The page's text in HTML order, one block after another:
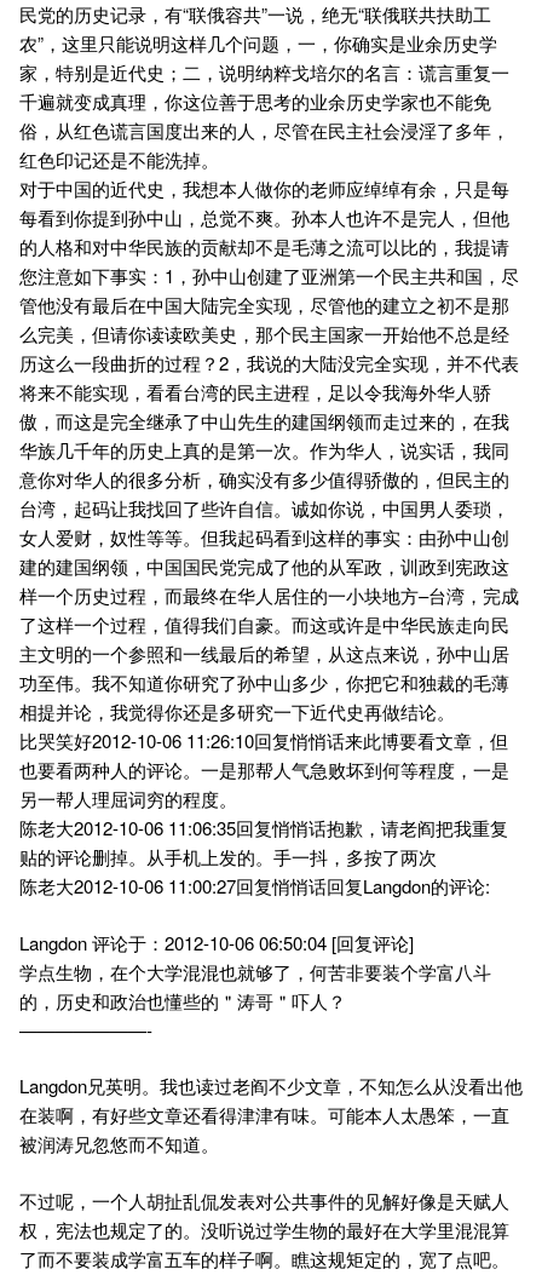
民党的历史记录，有“联俄容共”一说，绝无“联俄联共扶助工
农”，这里只能说明这样几个问题，一，你确实是业余历史学
家，特别是近代史；二，说明纳粹戈培尔的名言：谎言重复一
千遍就变成真理，你这位善于思考的业余历史学家也不能免
俗，从红色谎言国度出来的人，尽管在民主社会浸淫了多年，
红色印记还是不能洗掉。
对于中国的近代史，我想本人做你的老师应绰绰有余，只是每
每看到你提到孙中山，总觉不爽。孙本人也许不是完人，但他
的人格和对中华民族的贡献却不是毛薄之流可以比的，我提请
您注意如下事实：1，孙中山创建了亚洲第一个民主共和国，尽
管他没有最后在中国大陆完全实现，尽管他的建立之初不是那
么完美，但请你读读欧美史，那个民主国家一开始他不总是经
历这么一段曲折的过程？2，我说的大陆没完全实现，并不代表
将来不能实现，看看台湾的民主进程，足以令我海外华人骄
傲，而这是完全继承了中山先生的建国纲领而走过来的，在我
华族几千年的历史上真的是第一次。作为华人，说实话，我同
意你对华人的很多分析，确实没有多少值得骄傲的，但民主的
台湾，起码让我找回了些许自信。诚如你说，中国男人委琐，
女人爱财，奴性等等。但我起码看到这样的事实：由孙中山创
建的建国纲领，中国国民党完成了他的从军政，训政到宪政这
样一个历史过程，而最终在华人居住的一小块地方–台湾，完成
了这样一个过程，值得我们自豪。而这或许是中华民族走向民
主文明的一个参照和一线最后的希望，从这点来说，孙中山居
功至伟。我不知道你研究了孙中山多少，你把它和独裁的毛薄
相提并论，我觉得你还是多研究一下近代史再做结论。
比哭笑好2012-10-06 11:26:10回复悄悄话来此博要看文章，但
也要看两种人的评论。一是那帮人气急败坏到何等程度，一是
另一帮人理屈词穷的程度。
陈老大2012-10-06 11:06:35回复悄悄话抱歉，请老阎把我重复
贴的评论删掉。从手机上发的。手一抖，多按了两次
陈老大2012-10-06 11:00:27回复悄悄话回复Langdon的评论:
Langdon 评论于：2012-10-06 06:50:04 [回复评论]
学点生物，在个大学混混也就够了，何苦非要装个学富八斗
的，历史和政治也懂些的＂涛哥＂吓人？
———————-
Langdon兄英明。我也读过老阎不少文章，不知怎么从没看出他
在装啊，有好些文章还看得津津有味。可能本人太愚笨，一直
被润涛兄忽悠而不知道。
不过呢，一个人胡扯乱侃发表对公共事件的见解好像是天赋人
权，宪法也规定了的。没听说过学生物的最好在大学里混混算
了而不要装成学富五车的样子啊。瞧这规矩定的，宽了点吧。